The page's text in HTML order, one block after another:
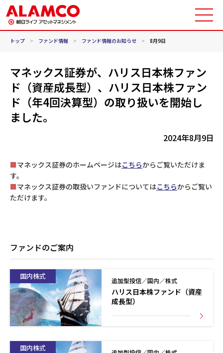
トップ > ファンド情報 > ファンド情報のお知らせ > 8月9日
マネックス証券が、ハリス日本株ファン
ド（資産成長型）、ハリス日本株ファン
ド（年4回決算型）の取り扱いを開始し
ました。
2024年8月9日
■マネックス証券のホームページはこちらからご覧いただけま
す。
■マネックス証券の取扱いファンドについてはこちらからご覧い
ただけます。
ファンドのご案内
国内株式 追加型投信／国内／株式
ハリス日本株ファンド（資産
成長型）
国内株式